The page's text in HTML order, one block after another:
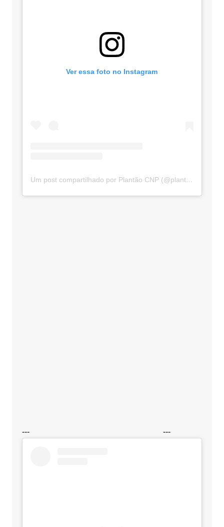
Ver essa foto no Instagram
Um post compartilhado por Plantão CNP (@plantaocnp)
--- ---